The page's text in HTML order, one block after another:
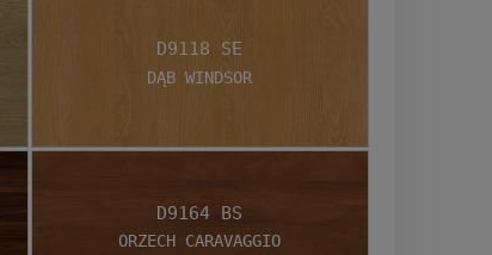
Dąb Windsor
D9118 SE
Orzech Caravaggio
D9164 BS